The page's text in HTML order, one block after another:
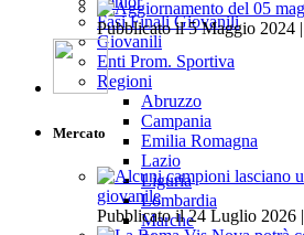
Fasi Finali Giovanili
Giovanili
Enti Prom. Sportiva
Regioni
Abruzzo
Campania
Emilia Romagna
Lazio
Liguria
Lombardia
Marche
Pubblicato il 5 Maggio 2024 |
Mercato
giovanile
Pubblicato il 24 Luglio 2026 |